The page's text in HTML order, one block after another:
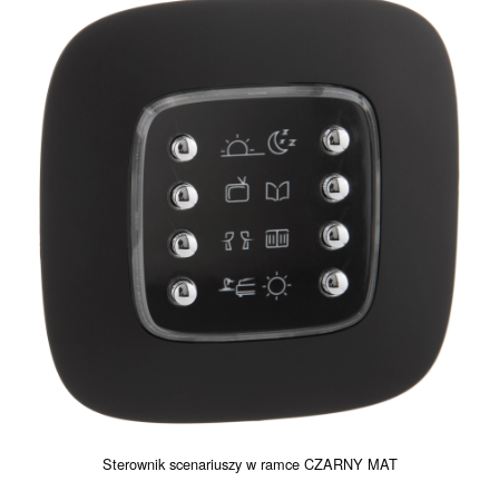
Sterownik scenariuszy w ramce CZARNY MAT